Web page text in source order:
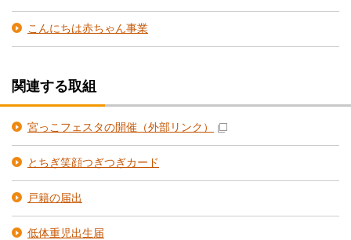
こんにちは赤ちゃん事業
関連する取組
宮っこフェスタの開催 （外部リンク）
とちぎ笑顔つぎつぎカード
戸籍の届出
低体重児出生届